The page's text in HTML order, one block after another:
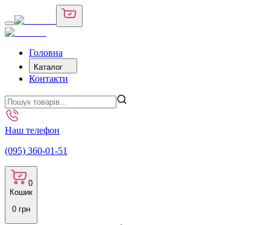
Головна
Каталог
Контакти
Наш телефон
(095) 360-01-51
0
Кошик
0 грн